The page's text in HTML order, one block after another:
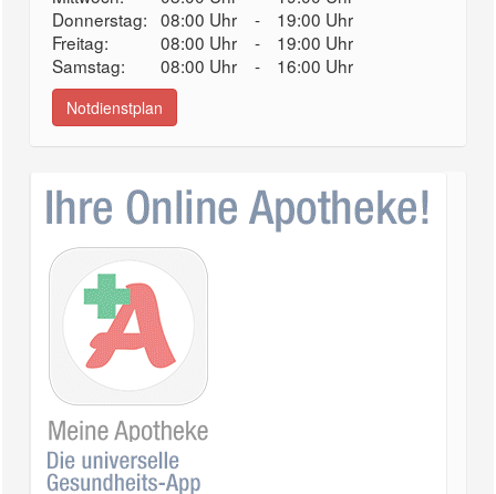
Donnerstag: 08:00 Uhr -
19:00 Uhr
Freitag:
08:00 Uhr -
19:00 Uhr
Samstag:
08:00 Uhr - 16:00 Uhr
Notdienstplan